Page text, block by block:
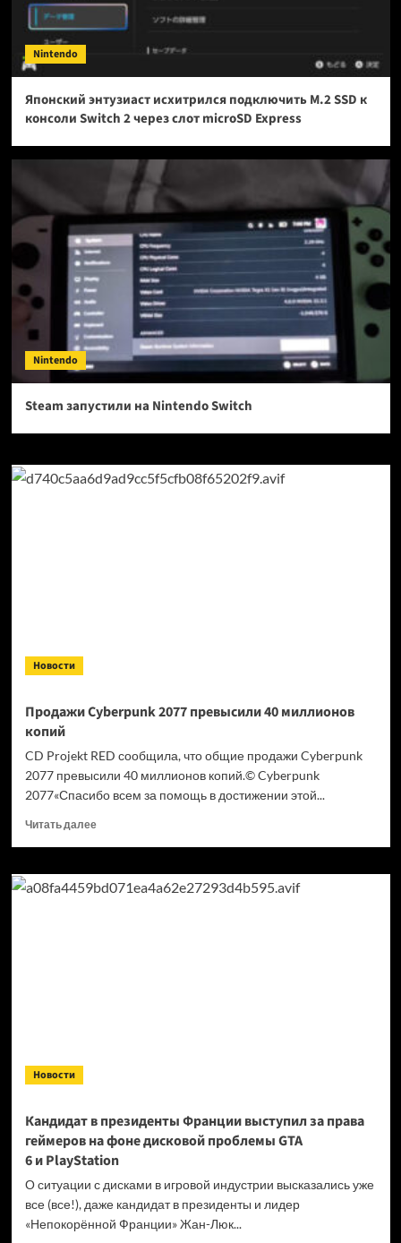
Nintendo
Японский энтузиаст исхитрился подключить M.2 SSD к
консоли Switch 2 через слот microSD Express
Nintendo
Steam запустили на Nintendo Switch
Новости
Продажи Cyberpunk 2077 превысили 40 миллионов
копий
CD Projekt RED сообщила, что общие продажи Cyberpunk
2077 превысили 40 миллионов копий.© Cyberpunk
2077«Спасибо всем за помощь в достижении этой...
Читать далееПрочитать
Продажи
Cyberpunk
Новости
Кандидат в президенты Франции выступил за права
геймеров на фоне дисковой проблемы GTA
6 и PlayStation
О ситуации с дисками в игровой индустрии высказались уже
все (все!), даже кандидат в президенты и лидер
«Непокорённой Франции» Жан-Люк...